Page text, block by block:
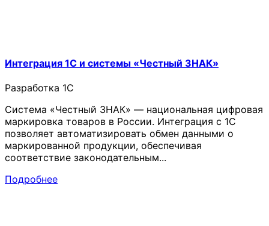
Интеграция 1С и системы «Честный ЗНАК»
Разработка 1C
Система «Честный ЗНАК» — национальная цифровая
маркировка товаров в России. Интеграция с 1С
позволяет автоматизировать обмен данными о
маркированной продукции, обеспечивая
соответствие законодательным...
Подробнее